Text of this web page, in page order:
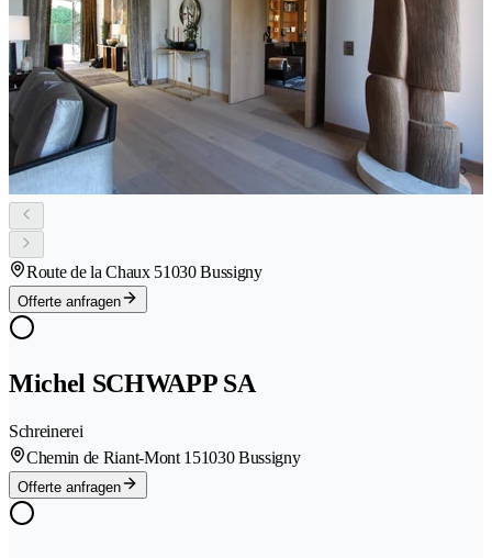
Route de la Chaux 51030 Bussigny
Offerte anfragen
Michel SCHWAPP SA
Schreinerei
Chemin de Riant-Mont 151030 Bussigny
Offerte anfragen